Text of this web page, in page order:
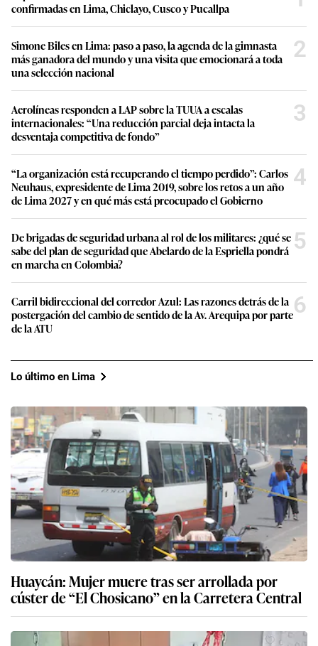
confirmadas en Lima, Chiclayo, Cusco y Pucallpa
Simone Biles en Lima: paso a paso, la agenda de la gimnasta
más ganadora del mundo y una visita que emocionará a toda
una selección nacional
2
Aerolíneas responden a LAP sobre la TUUA a escalas
internacionales: “Una reducción parcial deja intacta la
desventaja competitiva de fondo”
3
“La organización está recuperando el tiempo perdido”: Carlos
Neuhaus, expresidente de Lima 2019, sobre los retos a un año
de Lima 2027 y en qué más está preocupado el Gobierno
4
De brigadas de seguridad urbana al rol de los militares: ¿qué se
sabe del plan de seguridad que Abelardo de la Espriella pondrá
en marcha en Colombia?
5
Carril bidireccional del corredor Azul: Las razones detrás de la
postergación del cambio de sentido de la Av. Arequipa por parte
de la ATU
6
Lo último en Lima
Huaycán: Mujer muere tras ser arrollada por
cúster de “El Chosicano” en la Carretera Central